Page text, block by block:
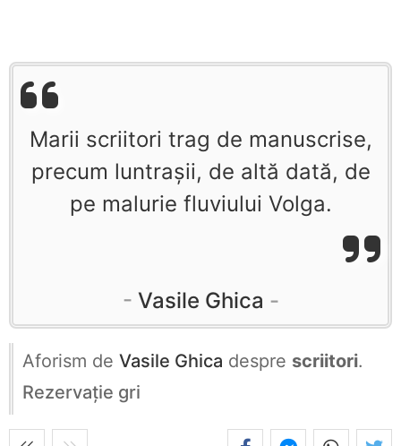
Marii scriitori trag de manuscrise,
precum luntraşii, de altă dată, de
pe malurie fluviului Volga.
Vasile Ghica
Aforism de Vasile Ghica despre scriitori.
Rezervaţie gri